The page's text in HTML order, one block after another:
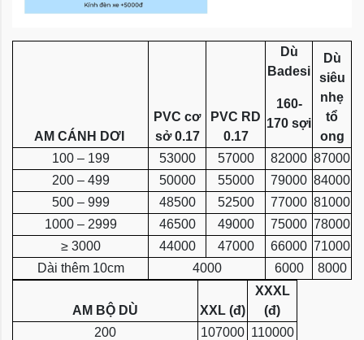
AM CÁNH DƠI
PVC cơ
sở 0.17
PVC RD
0.17
Dù
Badesi
160-
170 sợi
Dù
siêu
nhẹ
tổ
ong
100 – 199
53000 57000 82000 87000
200 – 499
50000 55000 79000 84000
500 – 999
48500 52500 77000 81000
1000 – 2999
46500 49000 75000 78000
≥ 3000
44000 47000 66000 71000
Dài thêm 10cm
4000 6000 8000
AM BỘ DÙ XXL (đ)
XXXL
(đ)
200
107000 110000